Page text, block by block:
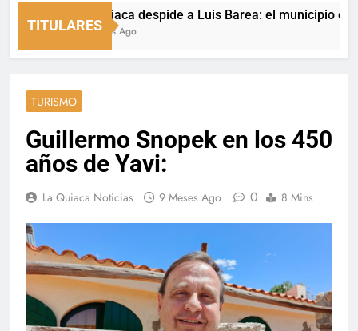
TITULARES
La Quiaca despide a Luis Barea: el municipio
18 Horas Ago
TURISMO
Guillermo Snopek en los 450
años de Yavi:
La Quiaca Noticias 9 Meses Ago 0 8 Mins